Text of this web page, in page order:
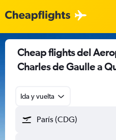
Cheap flights del
Charles de Gaulle a
Ida y vuelta
París (CDG)